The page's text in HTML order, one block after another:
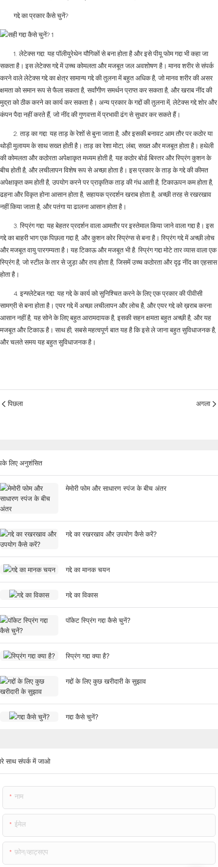
गद्दे का प्रकार कैसे चुनें?
1. लेटेक्स गद्दा: यह पॉलीयुरेथेन यौगिकों से बना होता है और इसे पीयू फोम गद्दा भी कहा जा
सकता है। इस लेटेक्स गद्दे में उच्च कोमलता और मजबूत जल अवशोषण है। मानव शरीर से संपर्क
करने वाले लेटेक्स गद्दे का क्षेत्र सामान्य गद्दे की तुलना में बहुत अधिक है, जो मानव शरीर की असर
क्षमता को समान रूप से फैला सकता है, सर्वांगीण समर्थन प्राप्त कर सकता है, और खराब नींद की
मुद्रा को ठीक करने का कार्य कर सकता है। अन्य प्रकार के गद्दों की तुलना में, लेटेक्स गद्दे शोर और
कंपन पैदा नहीं करते हैं, जो नींद की गुणवत्ता में प्रभावी ढंग से सुधार कर सकते हैं।
2. ताड़ का गद्दा: यह ताड़ के रेशों से बुना जाता है, और इसकी बनावट आम तौर पर कठोर या
थोड़ी मुलायम के साथ सख्त होती है। ताड़ का रेशा मोटा, लंबा, सख्त और मजबूत होता है। हथेली
की कोमलता और कठोरता अपेक्षाकृत मध्यम होती है, यह कठोर बोर्ड बिस्तर और स्प्रिंग कुशन के
बीच होती है, और लचीलापन विशेष रूप से अच्छा होता है। इस प्रकार के ताड़ के गद्दे की कीमत
अपेक्षाकृत कम होती है, उपयोग करने पर प्राकृतिक ताड़ की गंध आती है, टिकाऊपन कम होता है,
ढहना और विकृत होना आसान होता है, सहायक प्रदर्शन खराब होता है, अच्छी तरह से रखरखाव
नहीं किया जाता है, और पतंगा या ढालना आसान होता है।
3. स्प्रिंग गद्दा: यह बेहतर प्रदर्शन वाला आमतौर पर इस्तेमाल किया जाने वाला गद्दा है। इस
गद्दे का बाहरी भाग एक पिछला गद्दा है, और कुशन कोर स्प्रिंग्स से बना है। स्प्रिंग गद्दे में अच्छी लोच
और मजबूत वायु पारगम्यता है। यह टिकाऊ और मजबूत भी है. स्प्रिंग गद्दा मोटे तार व्यास वाला एक
स्प्रिंग है, जो स्टील के तार से जुड़ा और तय होता है, जिसमें उच्च कठोरता और दृढ़ नींद का एहसास
होता है।
4. इन्फ्लेटेबल गद्दा: यह गद्दे के कार्य को सुनिश्चित करने के लिए एक प्रकार की पीवीसी
सामग्री से बना होता है। एयर गद्दे में अच्छा लचीलापन और लोच है, और एयर गद्दे को ख़राब करना
आसान नहीं है, यह सोने के लिए बहुत आरामदायक है, इसकी सहन क्षमता बहुत अच्छी है, और यह
मजबूत और टिकाऊ है। साथ ही, सबसे महत्वपूर्ण बात यह है कि इसे ले जाना बहुत सुविधाजनक है,
और चलते समय यह बहुत सुविधाजनक है।
पिछला अगला
लिए अनुशंसित
मेमोरी फोम और साधारण स्पंज के बीच अंतर
गद्दे का रखरखाव और उपयोग कैसे करें?
गद्दे का मानक चयन
गद्दे का विकास
पॉकेट स्प्रिंग गद्दा कैसे चुनें?
स्प्रिंग गद्दा क्या है?
गद्दों के लिए कुछ खरीदारी के सुझाव
गद्दा कैसे चुनें?
साथ संपर्क में जाओ
नाम
ईमेल
फ़ोन/व्हाट्सएप